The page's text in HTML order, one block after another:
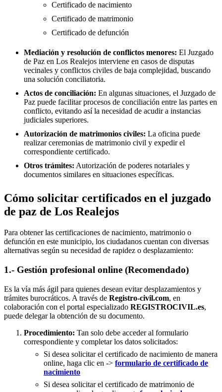
Certificado de nacimiento
Certificado de matrimonio
Certificado de defunción
Mediación y resolución de conflictos menores: El Juzgado
de Paz en Los Realejos interviene en casos de disputas
vecinales y conflictos civiles de baja complejidad, buscando
una solución conciliatoria.
Actos de conciliación: En algunas situaciones, el Juzgado de
Paz puede facilitar procesos de conciliación entre las partes en
conflicto, evitando así la necesidad de acudir a instancias
judiciales superiores.
Autorización de matrimonios civiles: La oficina puede
realizar ceremonias de matrimonio civil y expedir el
correspondiente certificado.
Otros trámites: Autorización de poderes notariales y
documentos similares en situaciones específicas.
Cómo solicitar certificados en el juzgado
de paz de Los Realejos
Para obtener las certificaciones de nacimiento, matrimonio o
defunción en este municipio, los ciudadanos cuentan con diversas
alternativas según su necesidad de rapidez o desplazamiento:
1.- Gestión profesional online (Recomendado)
Es la vía más ágil para quienes desean evitar desplazamientos y
trámites burocráticos. A través de Registro-civil.com, en
colaboración con el portal especializado REGISTROCIVIL.es,
puede delegar la obtención de su documento.
Procedimiento: Tan solo debe acceder al formulario
correspondiente y completar los datos solicitados:
Si desea solicitar el certificado de nacimiento de manera
online, haga clic en -> formulario de certificado de
nacimiento
Si desea solicitar el certificado de matrimonio de